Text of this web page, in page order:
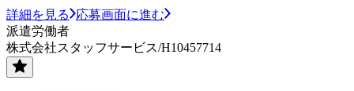
詳細を見る
応募画面に進む
派遣労働者
株式会社スタッフサービス/H10457714